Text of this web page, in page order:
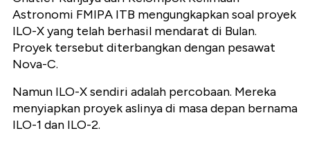
Astronomi FMIPA ITB mengungkapkan soal proyek
ILO-X yang telah berhasil mendarat di Bulan.
Proyek tersebut diterbangkan dengan pesawat
Nova-C.
Namun ILO-X sendiri adalah percobaan. Mereka
menyiapkan proyek aslinya di masa depan bernama
ILO-1 dan ILO-2.